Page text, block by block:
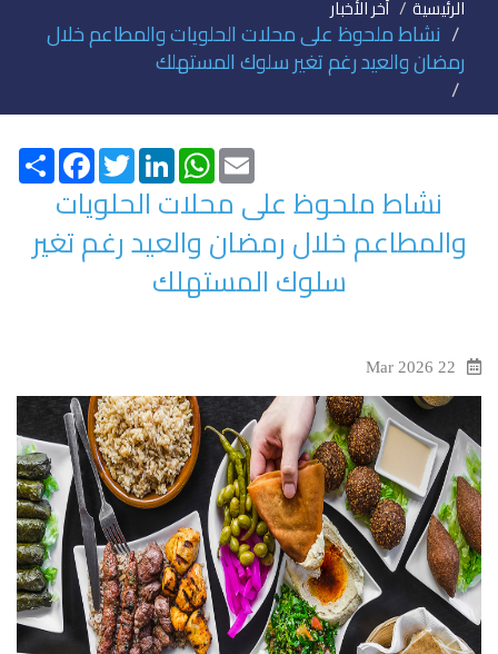
الرئيسية أخر الأخبار
نشاط ملحوظ على محلات الحلويات والمطاعم خلال
رمضان والعيد رغم تغير سلوك المستهلك
Share
FacebookTwitterLinkedIn
WhatsAppEmail
نشاط ملحوظ على محلات الحلويات
والمطاعم خلال رمضان والعيد رغم تغير
سلوك المستهلك
22 Mar 2026